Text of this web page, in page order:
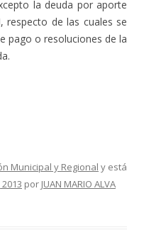
la deuda por aporte
respecto de las cuales se
pago o resoluciones de la
Municipal y Regional y está
por JUAN MARIO ALVA